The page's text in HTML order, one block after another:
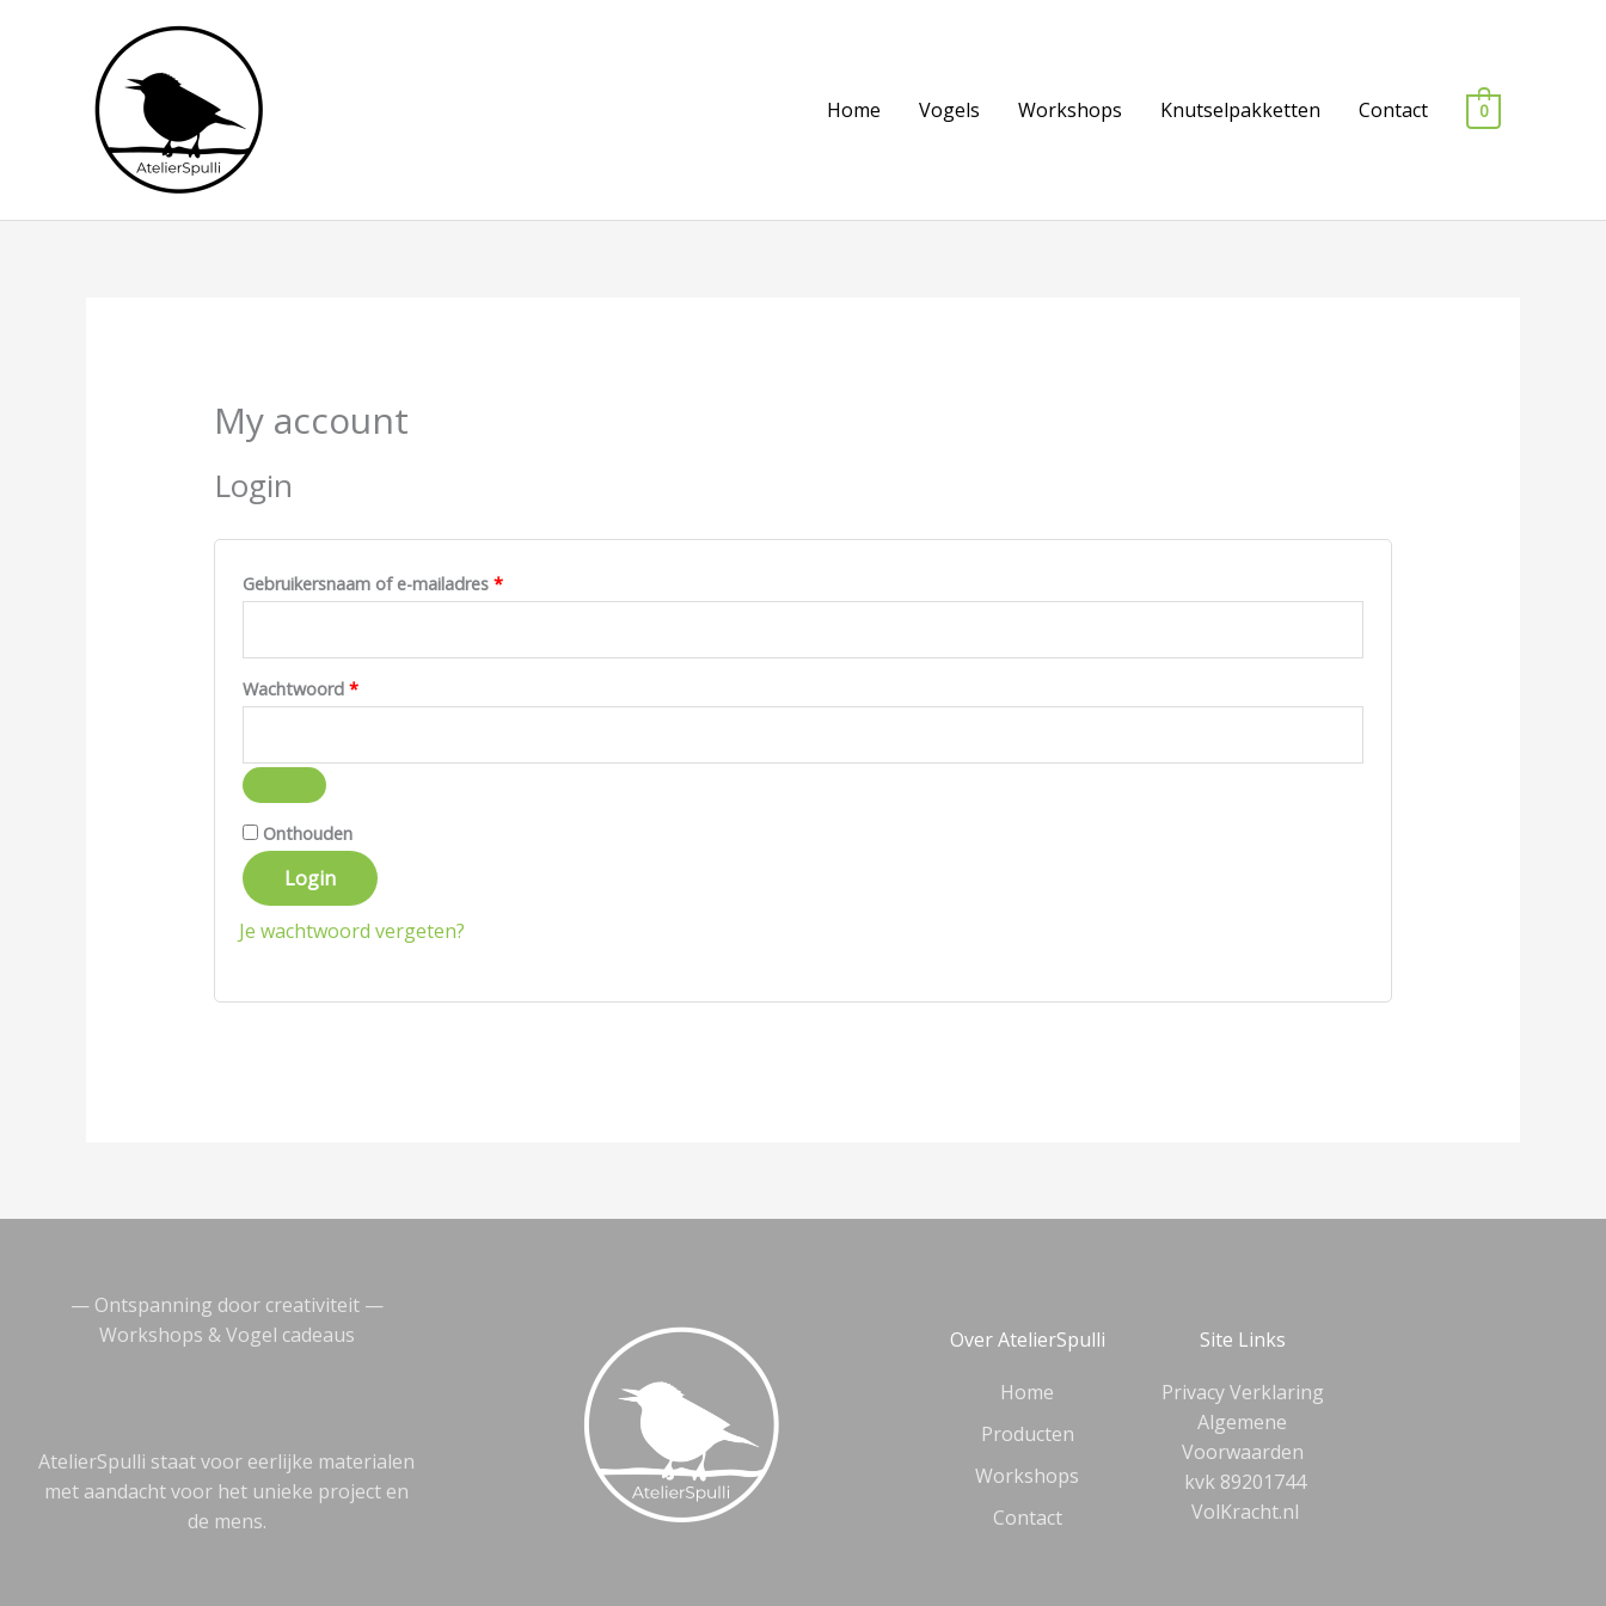
Home Vogels Workshops Knutselpakketten Contact 0
My account
Login
Gebruikersnaam of e-mailadres *
Wachtwoord *
Onthouden
Login
Je wachtwoord vergeten?
— Ontspanning door creativiteit —
Workshops & Vogel cadeaus
AtelierSpulli staat voor eerlijke materialen
met aandacht voor het unieke project en
de mens.
Over AtelierSpulli
Home
Producten
Workshops
Contact
Site Links
Privacy Verklaring
Algemene
Voorwaarden
kvk 89201744
VolKracht.nl